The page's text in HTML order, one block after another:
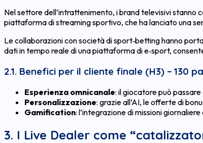
Nel settore dell’intrattenimento, i brand televisivi
piattaforma di streaming sportivo, che ha lanciato una
Le collaborazioni con società di sport‑betting hanno
dati in tempo reale di una piattaforma di e‑sport,
2.1. Benefici per il cliente finale (H3) – 130
Esperienza omnicanale: il giocatore può
Personalizzazione: grazie all’AI, le offerte di
Gamification: l’integrazione di missioni
3. I Live Dealer come